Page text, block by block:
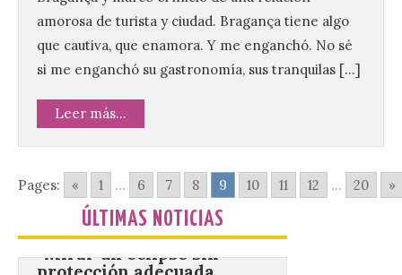
amorosa de turista y ciudad. Bragança tiene algo
que cautiva, que enamora. Y me enganchó. No sé
si me enganchó su gastronomía, sus tranquilas […]
Leer más...
Pages: « 1 ... 6 7 8 9 10 11 12 ... 20 »
ÚLTIMAS NOTICIAS
Se celebrará el próximo
domingo 16 de agosto, a
partir de las 23:00 horas,
en la Plaza Mayor de la
del Ayuntamiento de La Bañeza ha
acogido esta mañana la presentación
“Mirar un eclipse sin
protección adecuada
puede causar daños
irreversibles en la retina”